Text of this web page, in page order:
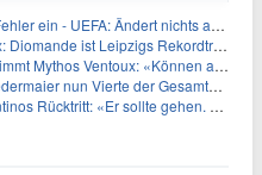
ein - UEFA: Ändert nichts an Boykott
ist Leipzigs Rekordtransfer
Ventoux: «Können alles schaffen»
nun Vierte der Gesamtwertung
Rücktritt: «Er sollte gehen. Jetzt»